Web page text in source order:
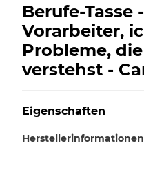
Berufe-Tasse
Vorarbeiter,
Probleme,
verstehst -
Eigenschaften
Herstellerinformationen